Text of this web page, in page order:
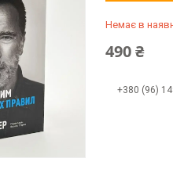
Немає в
490 ₴
+380 (96)